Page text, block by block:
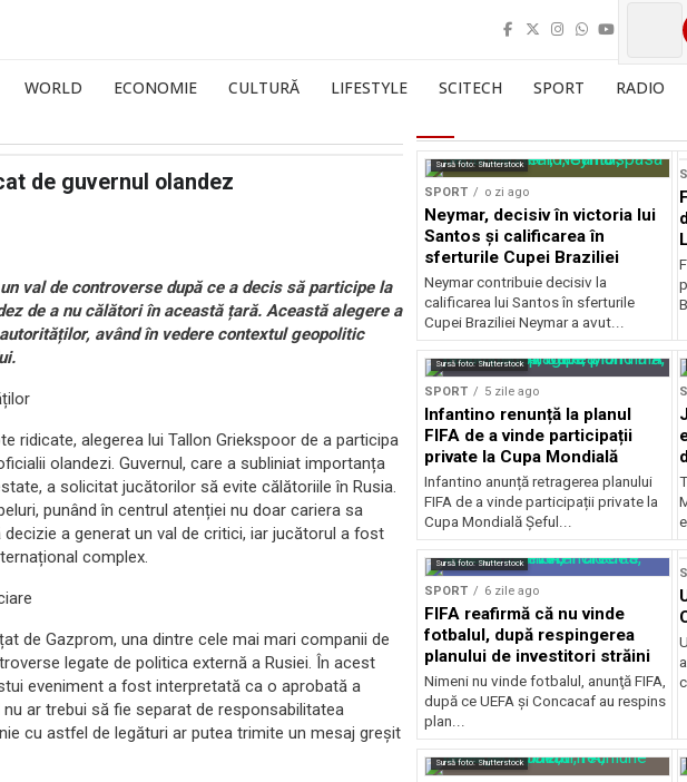
WORLD ECONOMIE CULTURĂ LIFESTYLE SCITECH SPORT RADIO
de guvernul olandez
val de controverse după ce a decis să participe la
de a nu călători în această țară. Această alegere a
având în vedere contextul geopolitic
ridicate, alegerea lui Tallon Griekspoor de a participa
olandezi. Guvernul, care a subliniat importanța
a solicitat jucătorilor să evite călătoriile în Rusia.
punând în centrul atenției nu doar cariera sa
a generat un val de critici, iar jucătorul a fost
complex.
de Gazprom, una dintre cele mai mari companii de
legate de politica externă a Rusiei. În acest
eveniment a fost interpretată ca o aprobată a
ar trebui să fie separat de responsabilitatea
cu astfel de legături ar putea trimite un mesaj greșit
Sursă foto: Shutterstock
SPORT o zi ago
Neymar, decisiv în victoria lui
Santos și calificarea în
sferturile Cupei Braziliei
Neymar contribuie decisiv la
calificarea lui Santos în sferturile
Cupei Braziliei Neymar a avut...
Sursă foto: Shutterstock
SPORT 5 zile ago
Infantino renunță la planul
FIFA de a vinde participații
private la Cupa Mondială
Infantino anunță retragerea planului
FIFA de a vinde participații private la
Cupa Mondială Șeful...
Sursă foto: Shutterstock
SPORT 6 zile ago
FIFA reafirmă că nu vinde
fotbalul, după respingerea
planului de investitori străini
Nimeni nu vinde fotbalul, anunţă FIFA,
după ce UEFA şi Concacaf au respins
plan...
Sursă foto: Shutterstock